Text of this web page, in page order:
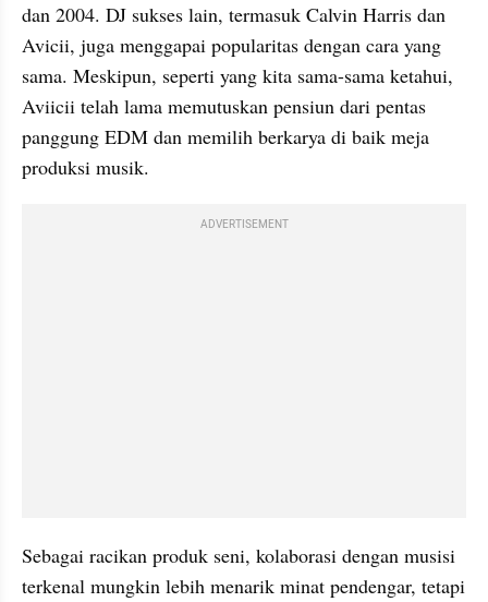
dan 2004. DJ sukses lain, termasuk Calvin Harris dan
Avicii, juga menggapai popularitas dengan cara yang
sama. Meskipun, seperti yang kita sama-sama ketahui,
Aviicii telah lama memutuskan pensiun dari pentas
panggung EDM dan memilih berkarya di baik meja
produksi musik.
ADVERTISEMENT
Sebagai racikan produk seni, kolaborasi dengan musisi
terkenal mungkin lebih menarik minat pendengar, tetapi